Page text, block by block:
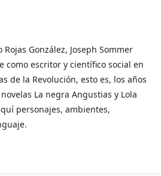
González, Joseph Sommer
como escritor y científico social en
de la Revolución, esto es, los años
La negra Angustias y Lola
personajes, ambientes,